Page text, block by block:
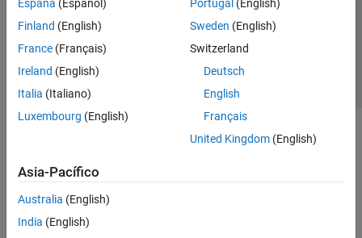
España (Español)
Finland (English)
France (Français)
Ireland (English)
Italia (Italiano)
Luxembourg (English)
Portugal (English)
Sweden (English)
Switzerland
Deutsch
English
Français
United Kingdom(English)
Asia-Pacífico
Australia (English)
India (English)
© 1994-2026 The MathWorks, Inc.